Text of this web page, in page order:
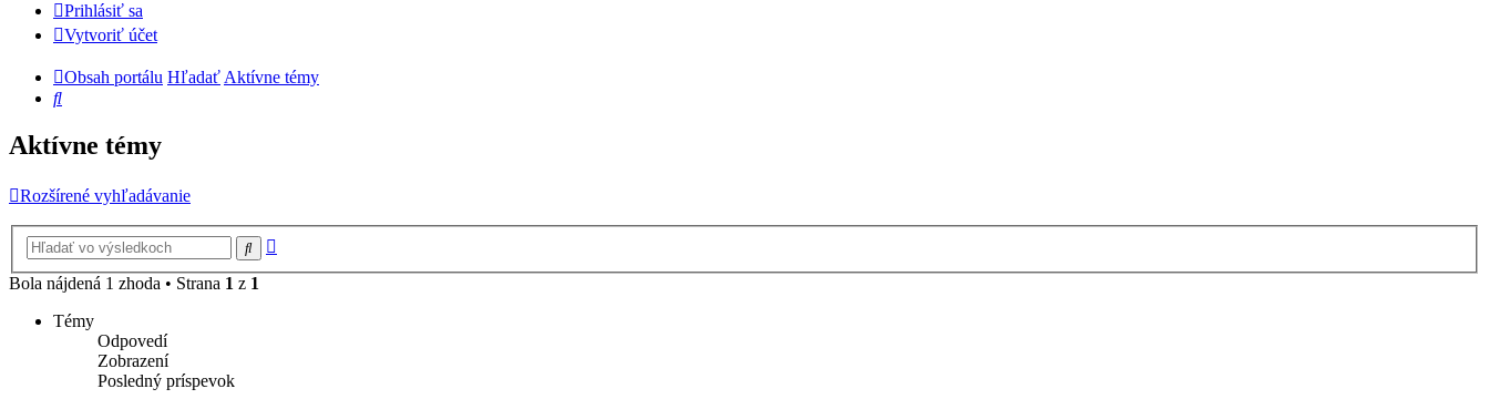
Prihlásiť sa
Vytvoriť účet
Obsah portálu HľadaťAktívne témy
Hľadať
Aktívne témy
Rozšírené vyhľadávanie
Hľadať
Bola nájdená 1 zhoda • Strana 1 z 1
Témy
Odpovedí
Zobrazení
Posledný príspevok